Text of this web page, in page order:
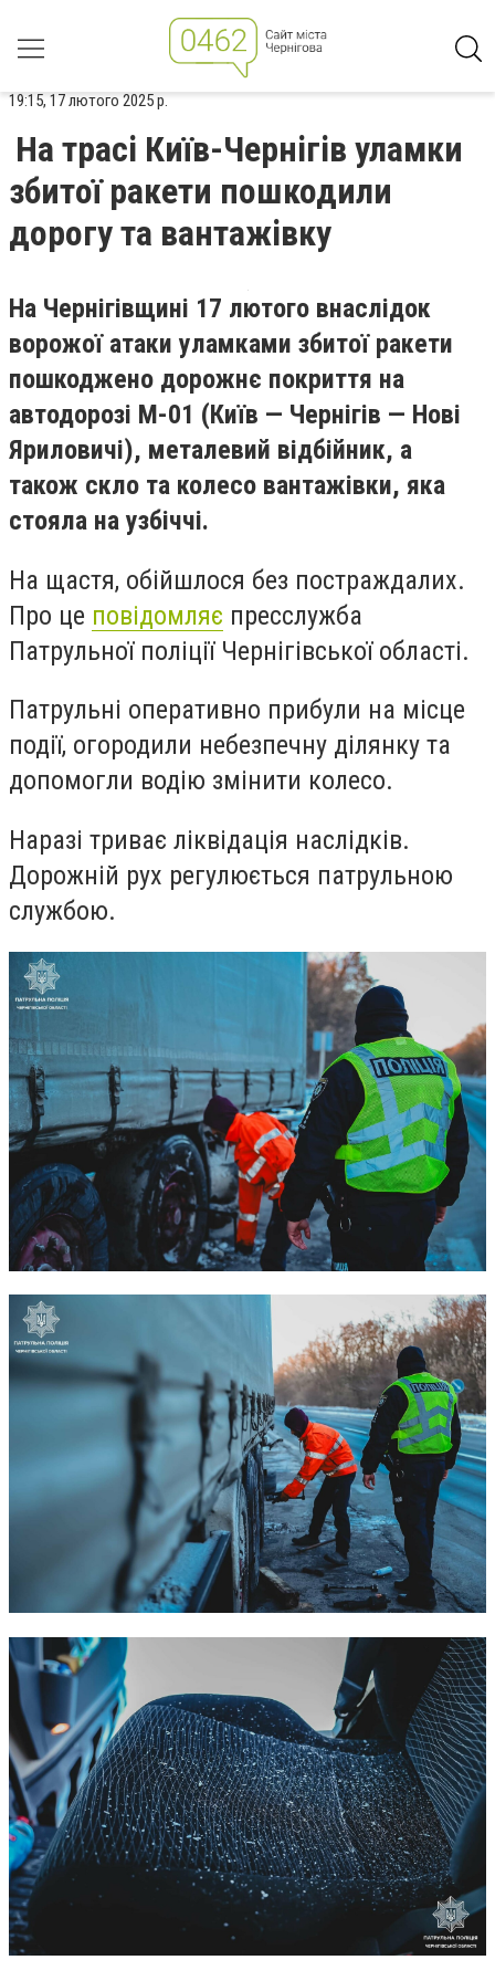
19:15, 17 лютого 2025 р.
На трасі Київ-Чернігів уламки
збитої ракети пошкодили
дорогу та вантажівку
На Чернігівщині 17 лютого внаслідок
ворожої атаки уламками збитої ракети
пошкоджено дорожнє покриття на
автодорозі М-01 (Київ — Чернігів — Нові
Яриловичі), металевий відбійник, а
також скло та колесо вантажівки, яка
стояла на узбіччі.
На щастя, обійшлося без постраждалих.
Про це повідомляє пресслужба
Патрульної поліції Чернігівської області.
Патрульні оперативно прибули на місце
події, огородили небезпечну ділянку та
допомогли водію змінити колесо.
Наразі триває ліквідація наслідків.
Дорожній рух регулюється патрульною
службою.